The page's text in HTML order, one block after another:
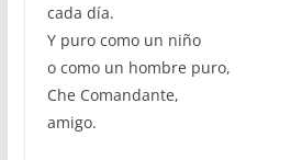
cada día.
Y puro como un niño
o como un hombre puro,
Che Comandante,
amigo.